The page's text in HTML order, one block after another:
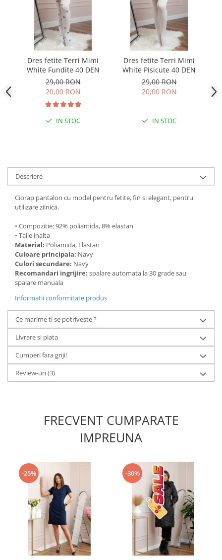
Dres fetite Terri Mimi
White Fundite 40 DEN
29,00 RON
20,00 RON
IN STOC
Dres fetite Terri Mimi
White Pisicute 40 DEN
29,00 RON
20,00 RON
IN STOC
Descriere
Ciorap pantalon cu model pentru fetite, fin si elegant, pentru
utilizare zilnica.
• Compozitie: 92% poliamida, 8% elastan
• Talie inalta
Material: Poliamida, Elastan
Culoare principala: Navy
Culori secundare: Navy
Recomandari ingrijire: spalare automata la 30 grade sau
spalare manuala
Informatii conformitate produs
Ce marime ti se potriveste ?
Livrare si plata
Cumperi fara griji!
Review-uri(3)
FRECVENT CUMPARATE
IMPREUNA
-25% -30%